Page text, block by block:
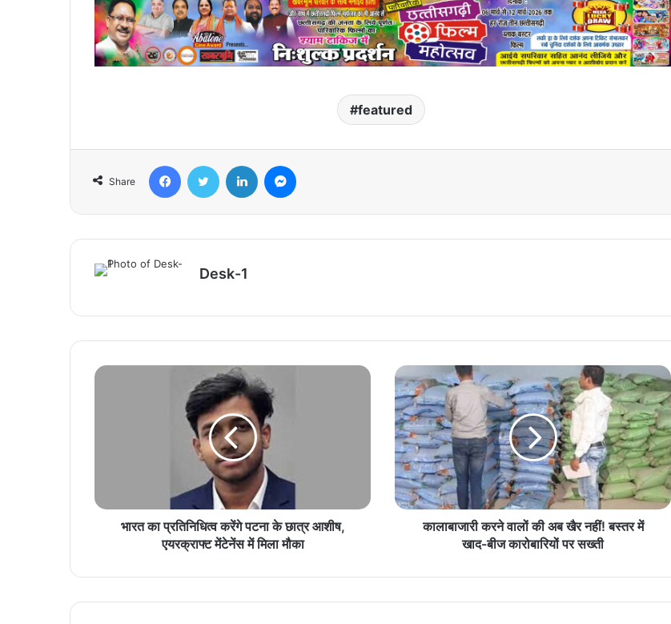
featured
Share
Desk-1
भारत का प्रतिनिधित्व करेंगे पटना के छात्र आशीष,
एयरक्राफ्ट मेंटेनेंस में मिला मौका
कालाबाजारी करने वालों की अब खैर नहीं! बस्तर में
खाद-बीज कारोबारियों पर सख्ती